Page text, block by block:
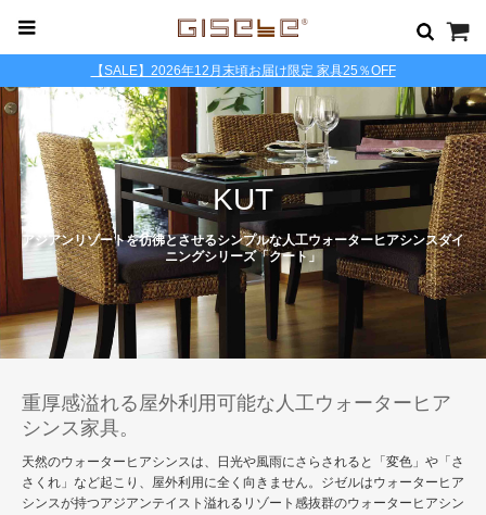
【SALE】2026年12月末頃お届け限定 家具25％OFF
KUT
アジアンリゾートを彷彿とさせるシンプルな人工ウォーターヒアシンスダイ
ニングシリーズ「クート」
重厚感溢れる屋外利用可能な人工ウォーターヒア
シンス家具。
天然のウォーターヒアシンスは、日光や風雨にさらされると「変色」や「さ
さくれ」など起こり、屋外利用に全く向きません。ジゼルはウォーターヒア
シンスが持つアジアンテイスト溢れるリゾート感抜群のウォーターヒアシン